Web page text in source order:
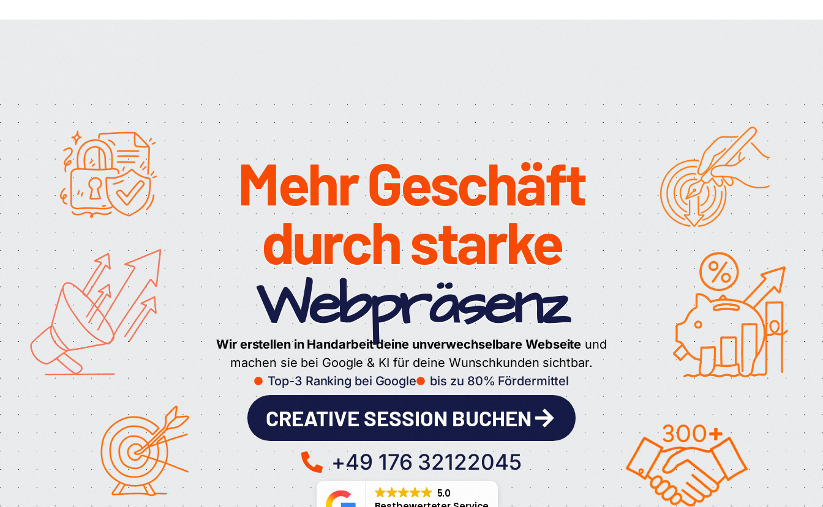
Mehr Geschäft
durch starke
Webpräsenz
Wir erstellen in Handarbeit deine unverwechselbare Webseite
und
machen sie bei Google & KI für deine Wunschkunden sichtbar.
Top-3 Ranking bei Google
bis zu 80% Fördermittel
CREATIVE SESSION BUCHEN
+49 176 32122045
5.0
Bestbewerteter Service
verifiziert von: Trustindex